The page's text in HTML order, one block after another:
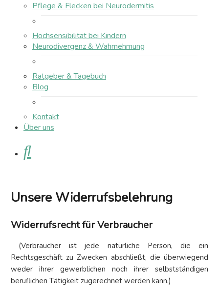
Pflege & Flecken bei Neurodermitis
Hochsensibilität bei Kindern
Neurodivergenz & Wahrnehmung
Ratgeber & Tagebuch
Blog
Kontakt
Über uns
Suche
Unsere Widerrufsbelehrung
Widerrufsrecht für Verbraucher
(Verbraucher ist jede natürliche Person, die ein
Rechtsgeschäft zu Zwecken abschließt, die überwiegend
weder ihrer gewerblichen noch ihrer selbstständigen
beruflichen Tätigkeit zugerechnet werden kann.)